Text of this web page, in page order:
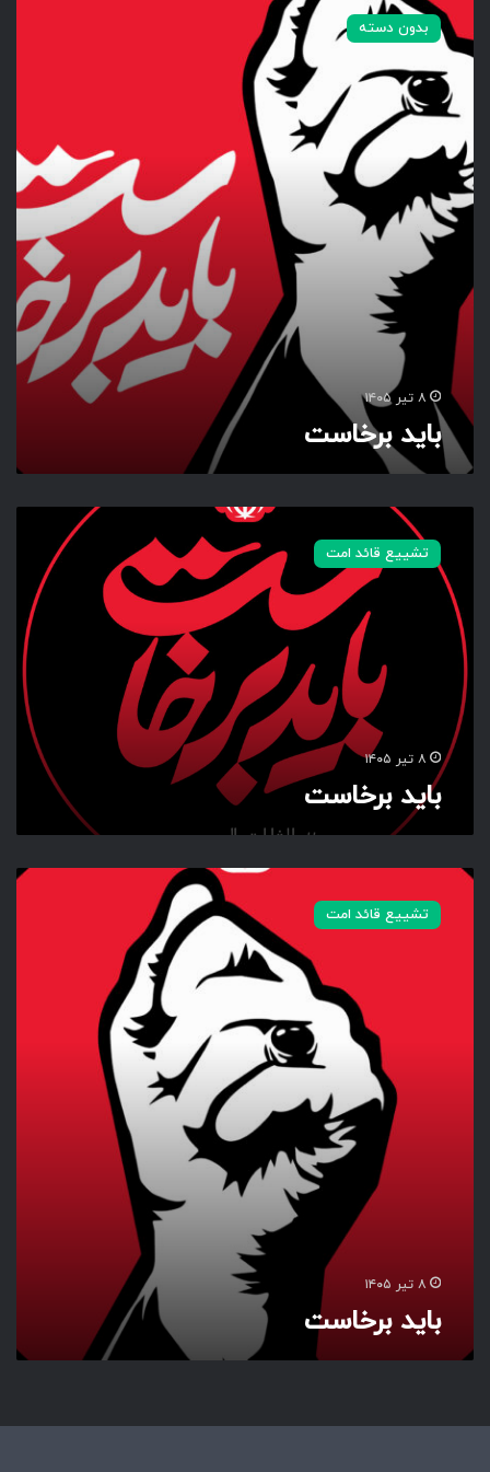
ی
د
س
ت
بدون دسته
۸ تیر ۱۴۰۵
باید برخاست
خ
س
ت
تشییع قائد امت
۸ تیر ۱۴۰۵
باید برخاست
ب
تشییع قائد امت
۸ تیر ۱۴۰۵
باید برخاست